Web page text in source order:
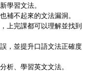
學習文法。
補不起來的文法漏洞。
上完課都可以理解並找到
，並提升口語文法正確度
析、學習英文文法。